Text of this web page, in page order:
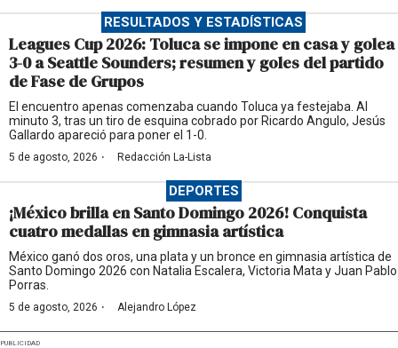
RESULTADOS Y ESTADÍSTICAS
Leagues Cup 2026: Toluca se impone en casa y golea
3-0 a Seattle Sounders; resumen y goles del partido
de Fase de Grupos
El encuentro apenas comenzaba cuando Toluca ya festejaba. Al
minuto 3, tras un tiro de esquina cobrado por Ricardo Angulo, Jesús
Gallardo apareció para poner el 1-0.
5 de agosto, 2026 · Redacción La-Lista
DEPORTES
¡México brilla en Santo Domingo 2026! Conquista
cuatro medallas en gimnasia artística
México ganó dos oros, una plata y un bronce en gimnasia artística de
Santo Domingo 2026 con Natalia Escalera, Victoria Mata y Juan Pablo
Porras.
5 de agosto, 2026 · Alejandro López
PUBLICIDAD